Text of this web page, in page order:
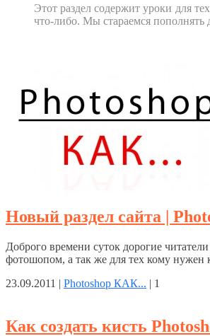
Этот раздел содержит уроки для
что-либо. Мы стараемся пополнять
Новый раздел сайта |
Доброго времени суток дорогие
фотошопом, а так же для тех кому
23.09.2011 | Photoshop КАК... | 1
Как создать кисть